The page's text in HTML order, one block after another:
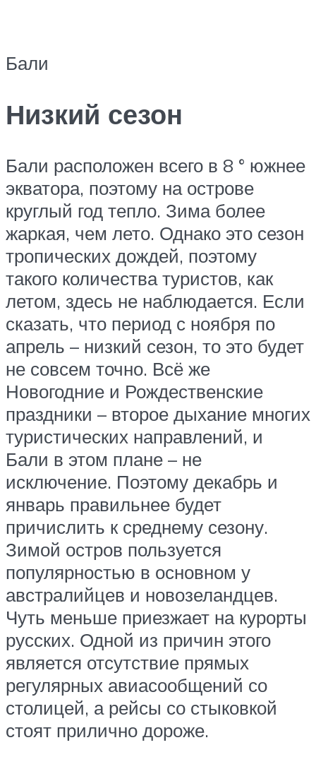
Бали
Низкий сезон
Бали расположен всего в 8 ° южнее
экватора, поэтому на острове
круглый год тепло. Зима более
жаркая, чем лето. Однако это сезон
тропических дождей, поэтому
такого количества туристов, как
летом, здесь не наблюдается. Если
сказать, что период с ноября по
апрель – низкий сезон, то это будет
не совсем точно. Всё же
Новогодние и Рождественские
праздники – второе дыхание многих
туристических направлений, и
Бали в этом плане – не
исключение. Поэтому декабрь и
январь правильнее будет
причислить к среднему сезону.
Зимой остров пользуется
популярностью в основном у
австралийцев и новозеландцев.
Чуть меньше приезжает на курорты
русских. Одной из причин этого
является отсутствие прямых
регулярных авиасообщений со
столицей, а рейсы со стыковкой
стоят прилично дороже.